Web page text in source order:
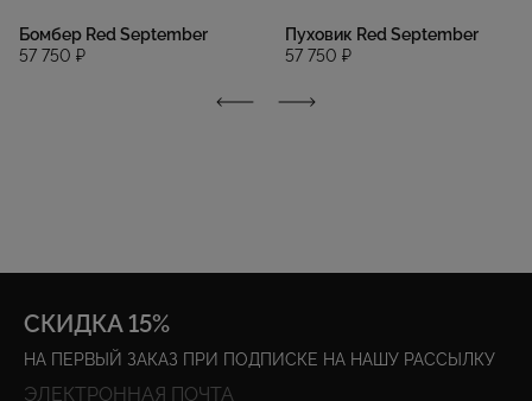
Бомбер Red September
57 750 ₽
Пуховик Red September
57 750 ₽
СКИДКА 15%
НА ПЕРВЫЙ ЗАКАЗ ПРИ ПОДПИСКЕ НА НАШУ РАССЫЛКУ